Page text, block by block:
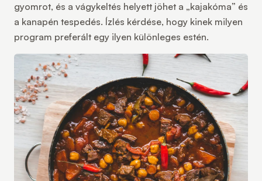
gyomrot, és a vágykeltés helyett jöhet a „kajakóma” és
a kanapén tespedés. Ízlés kérdése, hogy kinek milyen
program preferált egy ilyen különleges estén.